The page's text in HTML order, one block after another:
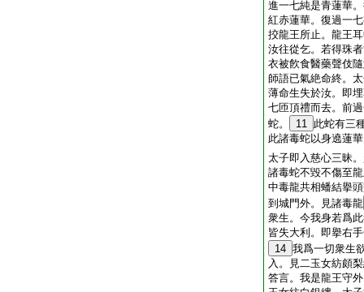
進一七純是青蓮華
紅赤蓮華。復過一
挍龍王所止。龍王
汝往從乞。若得珠
衣被飮食醫藥聲伎
師語已氣絶命終。
薄命生失於汝。即
七匝頂禮而去。前
蛇。
11 此蛇有三
此諸毒蛇以身遶蓮
太子即入慈心三昧
諸毒蛇不毀不傷至
中毒龍共相蟠結擧
到城門外。見諸毒龍
衆生。今我身若爲
皆失大利。即擧右
14 我爲一切衆生
入。見二玉女紡頗
答言。我是龍王守